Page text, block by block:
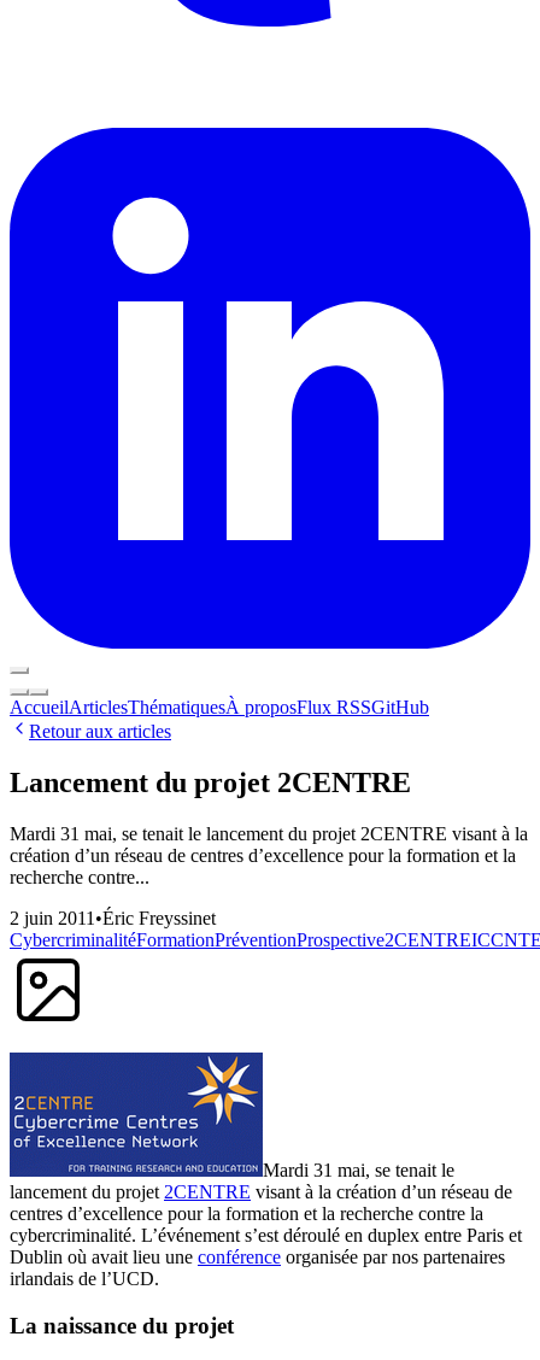
AccueilArticlesThématiquesÀ proposFlux RSSGitHub
Retour aux articles
Lancement du projet 2CENTRE
Mardi 31 mai, se tenait le lancement du projet 2CENTRE visant à la
création d’un réseau de centres d’excellence pour la formation et la
recherche contre...
2 juin 2011 •Éric Freyssinet
CybercriminalitéFormationPréventionProspective2CENTREICC
Mardi 31 mai, se tenait le
lancement du projet 2CENTRE visant à la création d’un réseau de
centres d’excellence pour la formation et la recherche contre la
cybercriminalité. L’événement s’est déroulé en duplex entre Paris et
Dublin où avait lieu une conférence organisée par nos partenaires
irlandais de l’UCD.
La naissance du projet